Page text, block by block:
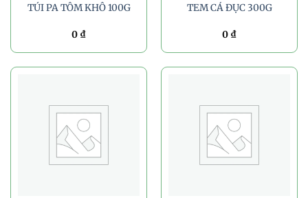
TÚI PA TÔM KHÔ 100G
0 ₫
TEM CÁ ĐỤC 300G
0 ₫